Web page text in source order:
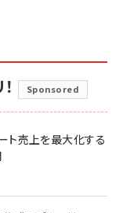
Sponsored
ト売上を最大化する